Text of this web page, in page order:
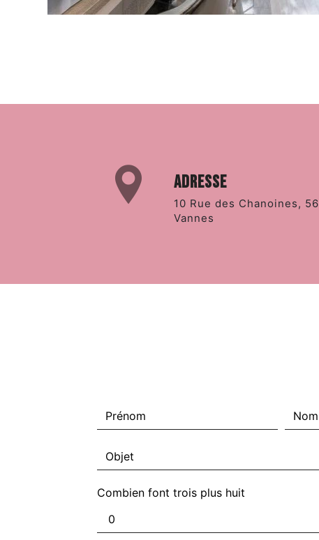
Adresse
10 Rue des Chanoines, 56000
Vannes
Combien font trois plus huit